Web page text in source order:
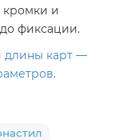
кромки и
фиксации.
длины карт —